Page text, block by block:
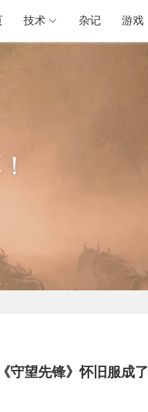
技术 杂记 游戏
守望先锋》怀旧服成了